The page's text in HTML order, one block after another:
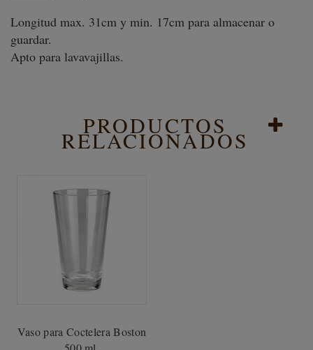
Longitud max. 31cm y min. 17cm para almacenar o
guardar.
Apto para lavavajillas.
PRODUCTOS
RELACIONADOS
Vaso para Coctelera Boston